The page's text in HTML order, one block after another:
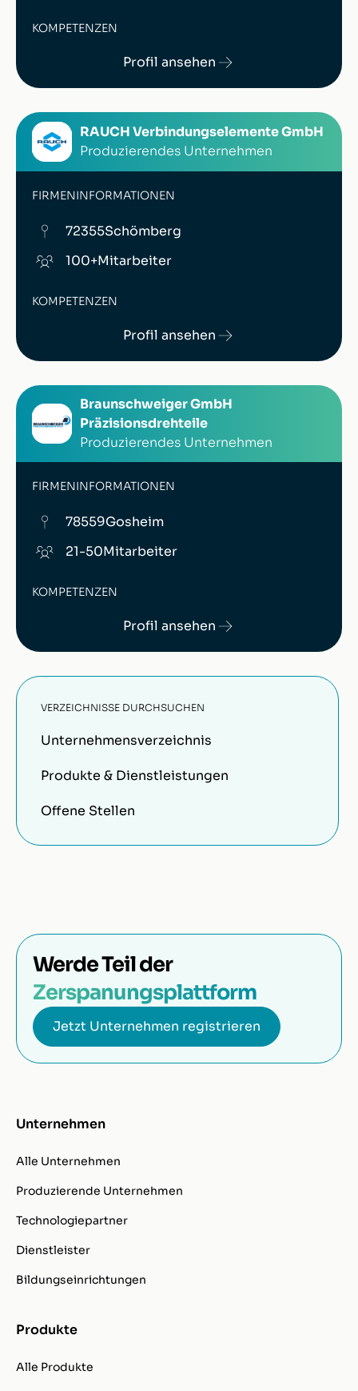
KOMPETENZEN
Profil ansehen
RAUCH Verbindungselemente GmbH
Produzierendes Unternehmen
FIRMENINFORMATIONEN
72355Schömberg
100+Mitarbeiter
KOMPETENZEN
Profil ansehen
Braunschweiger GmbH
Präzisionsdrehteile
Produzierendes Unternehmen
FIRMENINFORMATIONEN
78559Gosheim
21-50Mitarbeiter
KOMPETENZEN
Profil ansehen
VERZEICHNISSE DURCHSUCHEN
Unternehmensverzeichnis
Produkte & Dienstleistungen
Offene Stellen
Werde Teil der
Zerspanungsplattform
Jetzt Unternehmen registrieren
Unternehmen
Alle Unternehmen
Produzierende Unternehmen
Technologiepartner
Dienstleister
Bildungseinrichtungen
Produkte
Alle Produkte